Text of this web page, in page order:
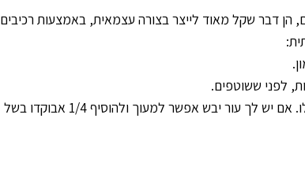
הן דבר שקל מאוד לייצר בצורה עצמאית, באמצעות רכיבים
מסכה זו תעזור להבהיר את גון העור ולשפר את המרקם שלו. אם יש לך עור יבש אפשר למעוך ולהוסיף 1/4 אבוקדו בשל